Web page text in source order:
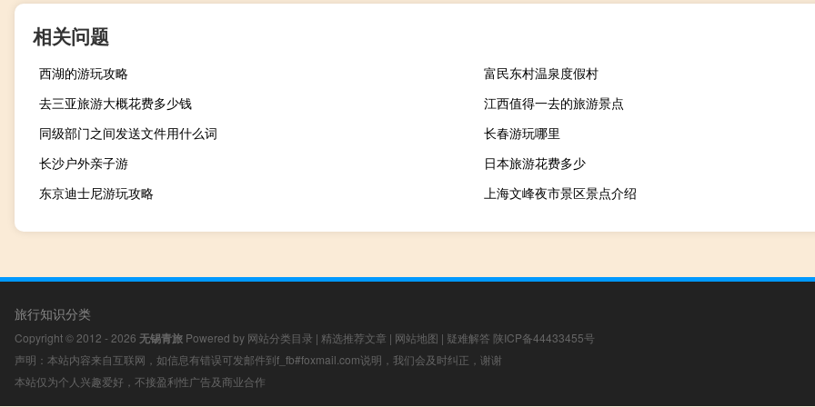
相关问题
西湖的游玩攻略
富民东村温泉度假村
去三亚旅游大概花费多少钱
江西值得一去的旅游景点
同级部门之间发送文件用什么词
长春游玩哪里
长沙户外亲子游
日本旅游花费多少
东京迪士尼游玩攻略
上海文峰夜市景区景点介绍
旅行知识分类
Copyright © 2012 - 2026 无锡青旅 Powered by 网站分类目录 | 精选推荐文章 | 网站地图 | 疑难解答 陕ICP备44433455号
声明：本站内容来自互联网，如信息有错误可发邮件到f_fb#foxmail.com说明，我们会及时纠正，谢谢
本站仅为个人兴趣爱好，不接盈利性广告及商业合作